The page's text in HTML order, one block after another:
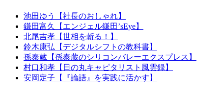
池田ゆう【社長のおしゃれ】
鎌田富久【エンジェル鎌田’sEye】
北尾吉孝【世相を斬る！】
鈴木康弘【デジタルシフトの教科書】
孫泰蔵【孫泰蔵のシリコンバレーエクスプレス】
村口和孝【日の丸キャピタリスト風雲録】
安岡定子【『論語』を実践に活かす】